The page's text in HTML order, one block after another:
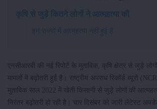
कृषि से जुड़े कितने लोगों ने आत्महत्या की
इन राज्यों में आत्महत्या नहीं हुई है
एनसीआरबी की नई रिपोर्ट के मुताबिक, कृषि क्षेत्र से जुड़े
मामलों में बढ़ोतरी हुई है। राष्ट्रीय अपराध रिकॉर्ड ब्यूरो
मुताबिक साल 2022 में खेती किसानी से जुड़े लोगों की
निरंतर बढ़ोतरी हो रही है। चार दिसंबर को जारी लेटेस्ट